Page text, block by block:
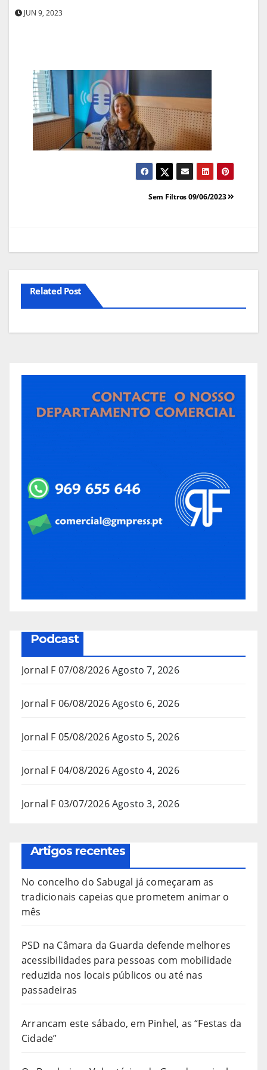
JUN 9, 2023
Sem Filtros 09/06/2023
Related Post
Podcast
Jornal F 07/08/2026Agosto 7, 2026
Jornal F 06/08/2026Agosto 6, 2026
Jornal F 05/08/2026Agosto 5, 2026
Jornal F 04/08/2026Agosto 4, 2026
Jornal F 03/07/2026Agosto 3, 2026
Artigos recentes
No concelho do Sabugal já começaram as
tradicionais capeias que prometem animar o
mês
PSD na Câmara da Guarda defende melhores
acessibilidades para pessoas com mobilidade
reduzida nos locais públicos ou até nas
passadeiras
Arrancam este sábado, em Pinhel, as “Festas da
Cidade”